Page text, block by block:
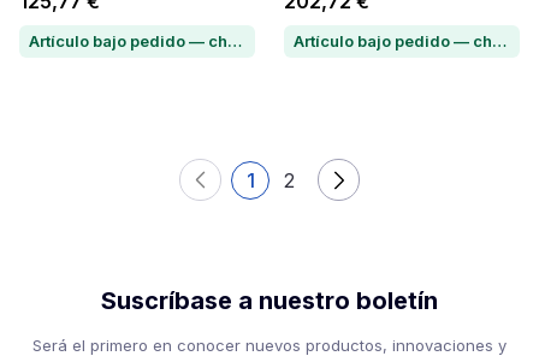
Artículo bajo pedido — chatea para conocer el plazo de entrega Artículo bajo pedido — chatea para conocer el plazo de entrega
1 2
Suscríbase a nuestro boletín
Será el primero en conocer nuevos productos, innovaciones y